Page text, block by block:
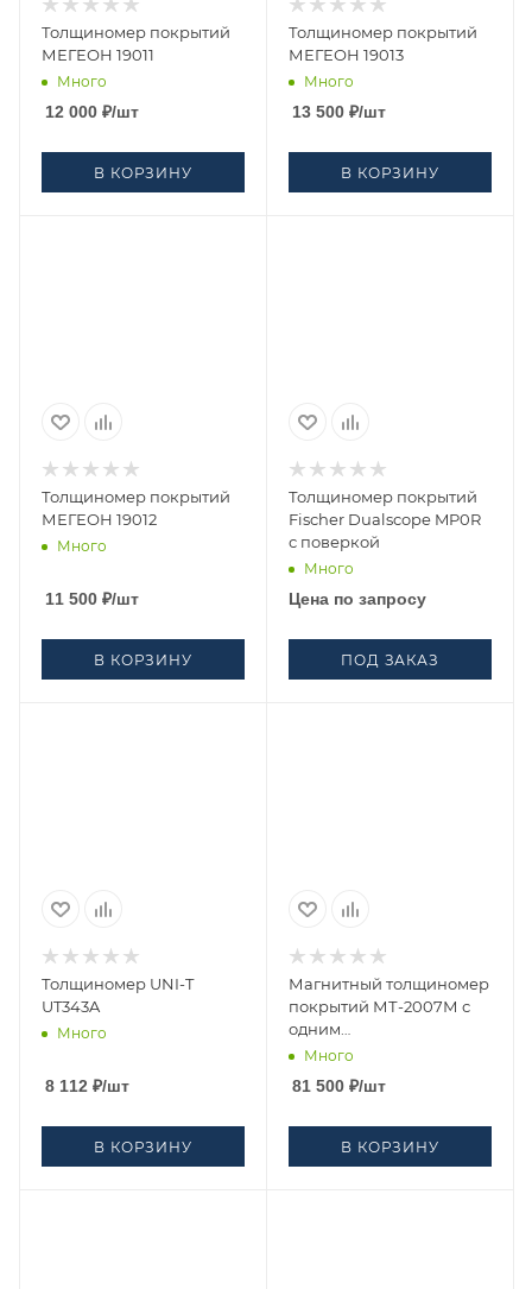
Толщиномер покрытий
МЕГЕОН 19011
Много
12 000 ₽/шт
В КОРЗИНУ
Толщиномер покрытий
МЕГЕОН 19013
Много
13 500 ₽/шт
В КОРЗИНУ
Толщиномер покрытий
МЕГЕОН 19012
Много
11 500 ₽/шт
В КОРЗИНУ
Толщиномер покрытий
Fischer Dualscope MP0R
с поверкой
Много
Цена по запросу
ПОД ЗАКАЗ
Толщиномер UNI-T
UT343A
Много
8 112 ₽/шт
В КОРЗИНУ
Магнитный толщиномер
покрытий МТ-2007М с
одним
преобразователем (ТМ2-
Много
81 500 ₽/шт
В КОРЗИНУ